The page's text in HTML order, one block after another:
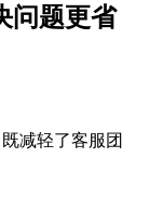
问题更省
减轻了客服团